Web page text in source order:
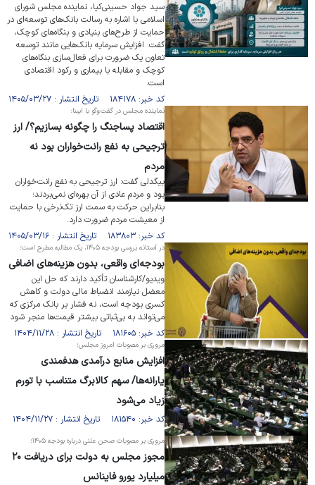
سید جواد حسینی‌کیا، نماینده مجلس شورای
اسلامی با اشاره به رسالت بانک‌های توسعه‌ای در
حمایت از طرح‌های بنیادی و بنگاه‌های کوچک،
گفت: افزایش سرمایه بانک‌هایی مانند توسعه
تعاون یک ضرورت برای فعال‌سازی بنگاه‌های
کوچک و مقابله با بیماری و رکود اقتصادی
است.
کد خبر: ۱۸۴۱۷۸ تاریخ انتشار : ۱۴۰۵/۰۳/۲۷
نماینده مجلس در گفت‌وگو با ایبنا:
اقتصاد پساجنگ را چگونه بسازیم؟/ ارز
ترجیحی به نفع رانت‌خواران بود نه
مردم
بیگدلی گفت: ارز ترجیحی به نفع رانت‌خواران
بود و مردم عادی از آن بهره‌ای نمی‌بردند؛
بنابراین حرکت به سمت ارز تک‌نرخی با حمایت
از معیشت مردم ضرورت دارد.
کد خبر: ۱۸۳۸۰۳ تاریخ انتشار : ۱۴۰۵/۰۳/۱۶
در آستانه بررسی بودجه ۱۴۰۵، یک مطالبه مطرح است؛
بودجه‌ای واقعی، بدون هزینه‌های اضافی
ویدیو/کارشناسان تأکید دارند که حل این
معضل نیازمند انضباط مالی دولت و کاهش
کسری بودجه است، نه فشار بر بانک مرکزی که
می‌تواند به بی‌ثباتی بیشتر قیمت‌ها منجر شود
کد خبر: ۱۸۱۶۰۵ تاریخ انتشار : ۱۴۰۴/۱۱/۲۸
مروری بر مصوبات امروز مجلس؛
افزایش منابع درآمدی هدفمندی
یارانه‌ها/ سهم کالابرگ متناسب با تورم
زیاد می‌شود
کد خبر: ۱۸۱۵۴۰ تاریخ انتشار : ۱۴۰۴/۱۱/۲۷
مروری بر مصوبات صحن علنی درباره بودجه ۱۴۰۵؛
مجوز مجلس به دولت برای دریافت ۲۰
میلیارد یورو فاینانس